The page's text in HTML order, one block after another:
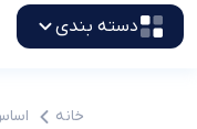
دسته بندی
خانه